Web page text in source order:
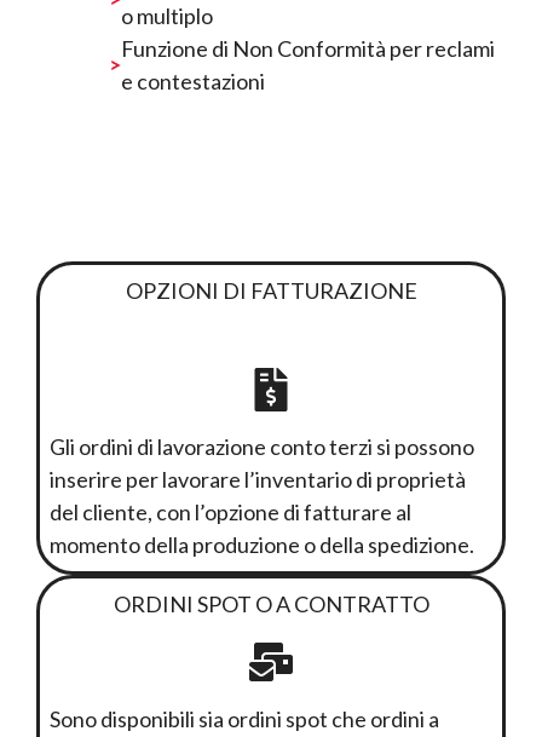
o multiplo
Funzione di Non Conformità per reclami
e contestazioni
OPZIONI DI FATTURAZIONE
Gli ordini di lavorazione conto terzi si possono
inserire per lavorare l’inventario di proprietà
del cliente, con l’opzione di fatturare al
momento della produzione o della spedizione.
ORDINI SPOT O A CONTRATTO
Sono disponibili sia ordini spot che ordini a